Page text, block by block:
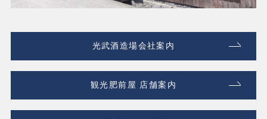
光武酒造場会社案内
観光肥前屋 店舗案内